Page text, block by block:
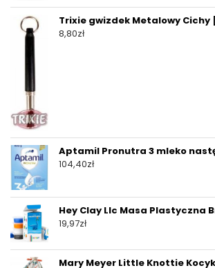
Trixie gwizdek Metalowy Cichy
8,80zł
Aptamil Pronutra 3 mleko
104,40zł
Hey Clay Llc Masa Plastyczna
19,97zł
Mary Meyer Little Knottie